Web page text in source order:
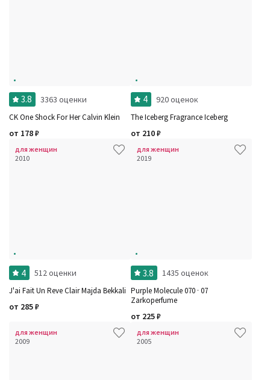
3.8 3363 оценки
CK One Shock For Her Calvin Klein
от 178₽
4 920 оценок
The Iceberg Fragrance Iceberg
от 210₽
для женщин
2010
4 512 оценки
J'ai Fait Un Reve Clair Majda Bekkali
от 285₽
для женщин
2019
3.8 1435 оценок
Purple Molecule 070 · 07
Zarkoperfume
от 225₽
для женщин
2009
для женщин
2005